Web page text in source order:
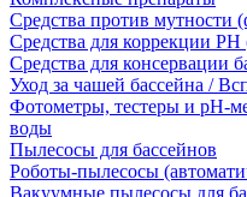
Средства против мутности
Средства для коррекции
Средства для консервации
Уход за чашей бассейна /
Фотометры, тестеры и рН-
воды
Пылесосы для бассейнов
Роботы-пылесосы
Вакуумные пылесосы для